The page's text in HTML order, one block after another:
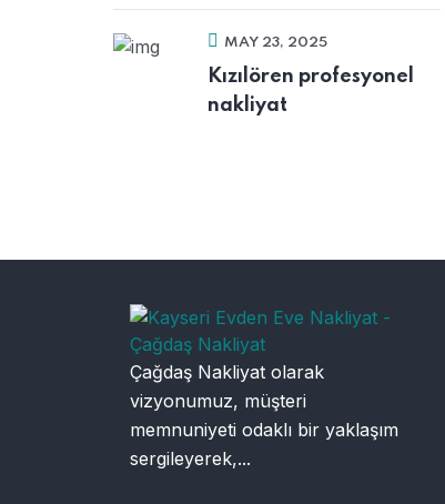
MAY 23, 2025
Kızılören profesyonel
nakliyat
Çağdaş Nakliyat olarak
vizyonumuz, müşteri
memnuniyeti odaklı bir yaklaşım
sergileyerek,...